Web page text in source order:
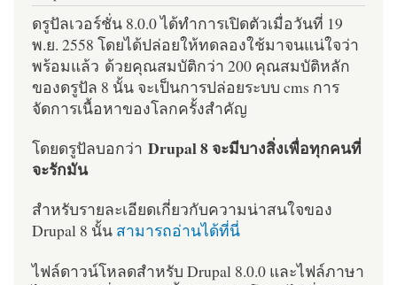
ดรูปัลเวอร์ชั่น 8.0.0 ได้ทำการเปิดตัวเมื่อวันที่ 19
พ.ย. 2558 โดยได้ปล่อยให้ทดลองใช้มาจนแน่ใจว่า
พร้อมแล้ว ด้วยคุณสมบัติกว่า 200 คุณสมบัติหลัก
ของดรูปัล 8 นั้น จะเป็นการปล่อยระบบ cms การ
จัดการเนื้อหาของโลกครั้งสำคัญ
โดยดรูปัลบอกว่า Drupal 8 จะมีบางสิ่งเพื่อทุกคนที่
จะรักมัน
สำหรับรายละเอียดเกี่ยวกับความน่าสนใจของ
Drupal 8 นั้น สามารถอ่านได้ที่นี่
ไฟล์ดาวน์โหลดสำหรับ Drupal 8.0.0 และไฟล์ภาษา